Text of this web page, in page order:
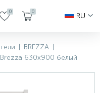
0 0
RU
BREZZA
630x900 белый